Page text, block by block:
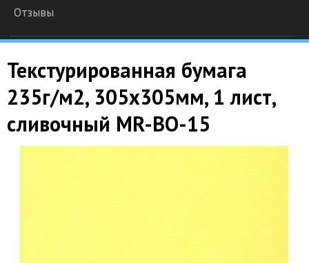
Отзывы
Текстурированная бумага
235г/м2, 305х305мм, 1 лист,
сливочный MR-BO-15